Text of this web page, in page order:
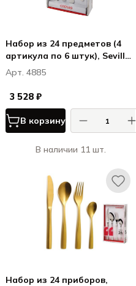
Набор из 24 предметов (4
артикула по 6 штук), Sevilla
S
Арт. 4885
3 528 ₽
В корзину
В наличии 11 шт.
Набор из 24 приборов,